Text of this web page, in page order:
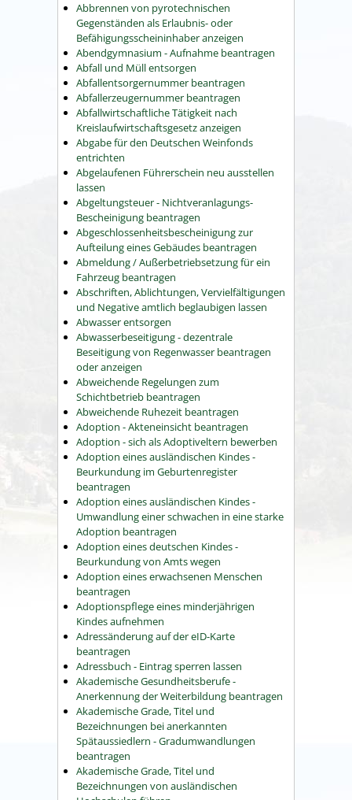
Abbrennen von pyrotechnischen
Gegenständen als Erlaubnis- oder
Befähigungsscheininhaber anzeigen
Abendgymnasium - Aufnahme beantragen
Abfall und Müll entsorgen
Abfallentsorgernummer beantragen
Abfallerzeugernummer beantragen
Abfallwirtschaftliche Tätigkeit nach
Kreislaufwirtschaftsgesetz anzeigen
Abgabe für den Deutschen Weinfonds
entrichten
Abgelaufenen Führerschein neu ausstellen
lassen
Abgeltungsteuer - Nichtveranlagungs-
Bescheinigung beantragen
Abgeschlossenheitsbescheinigung zur
Aufteilung eines Gebäudes beantragen
Abmeldung / Außerbetriebsetzung für ein
Fahrzeug beantragen
Abschriften, Ablichtungen, Vervielfältigungen
und Negative amtlich beglaubigen lassen
Abwasser entsorgen
Abwasserbeseitigung - dezentrale
Beseitigung von Regenwasser beantragen
oder anzeigen
Abweichende Regelungen zum
Schichtbetrieb beantragen
Abweichende Ruhezeit beantragen
Adoption - Akteneinsicht beantragen
Adoption - sich als Adoptiveltern bewerben
Adoption eines ausländischen Kindes -
Beurkundung im Geburtenregister
beantragen
Adoption eines ausländischen Kindes -
Umwandlung einer schwachen in eine starke
Adoption beantragen
Adoption eines deutschen Kindes -
Beurkundung von Amts wegen
Adoption eines erwachsenen Menschen
beantragen
Adoptionspflege eines minderjährigen
Kindes aufnehmen
Adressänderung auf der eID-Karte
beantragen
Adressbuch - Eintrag sperren lassen
Akademische Gesundheitsberufe -
Anerkennung der Weiterbildung beantragen
Akademische Grade, Titel und
Bezeichnungen bei anerkannten
Spätaussiedlern - Gradumwandlungen
beantragen
Akademische Grade, Titel und
Bezeichnungen von ausländischen